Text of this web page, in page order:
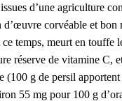
d’une agri­cul­ture
cor­véable et bon
ce temps, meurt en touffe
réserve de vita­mine C,
(100 g de per­sil
55 mg pour 100 g